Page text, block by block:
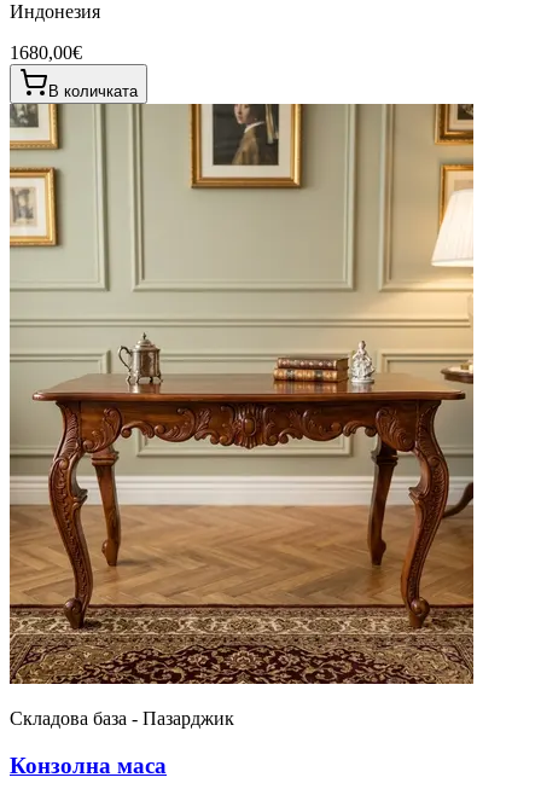
Индонезия
1680,00€
В количката
Складова база - Пазарджик
Конзолна маса